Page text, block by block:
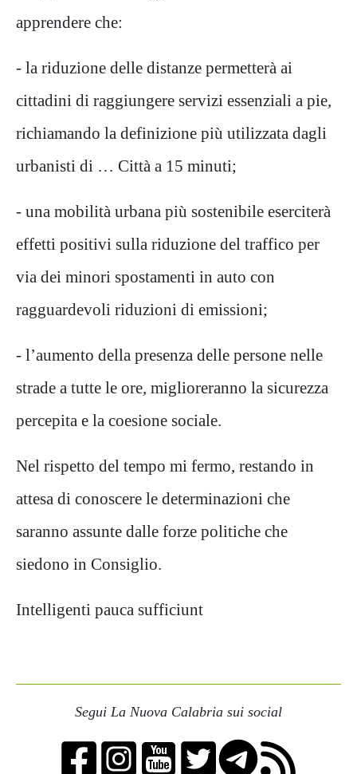
apprendere che:
- la riduzione delle distanze permetterà ai
cittadini di raggiungere servizi essenziali a pie,
richiamando la definizione più utilizzata dagli
urbanisti di … Città a 15 minuti;
- una mobilità urbana più sostenibile eserciterà
effetti positivi sulla riduzione del traffico per
via dei minori spostamenti in auto con
ragguardevoli riduzioni di emissioni;
- l’aumento della presenza delle persone nelle
strade a tutte le ore, miglioreranno la sicurezza
percepita e la coesione sociale.
Nel rispetto del tempo mi fermo, restando in
attesa di conoscere le determinazioni che
saranno assunte dalle forze politiche che
siedono in Consiglio.
Intelligenti pauca sufficiunt
Segui La Nuova Calabria sui social